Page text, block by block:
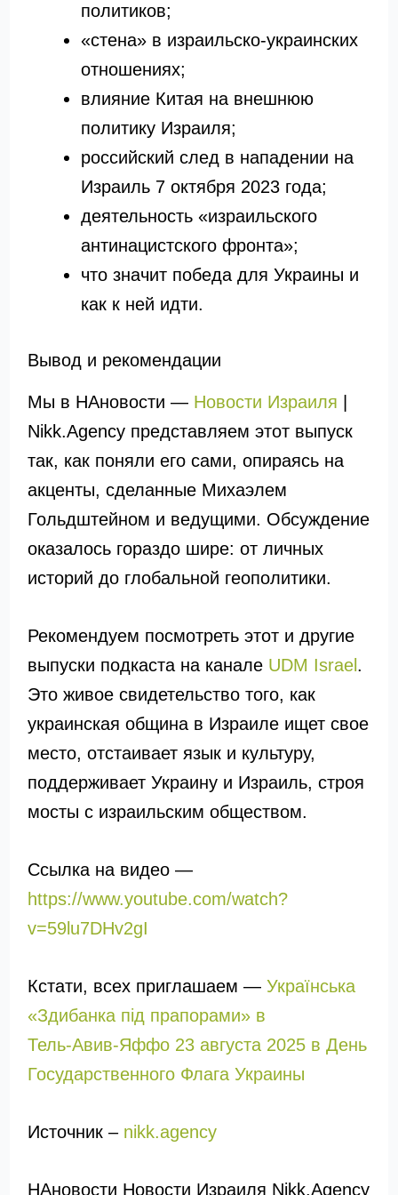
политиков;
«стена» в израильско-украинских
отношениях;
влияние Китая на внешнюю
политику Израиля;
российский след в нападении на
Израиль 7 октября 2023 года;
деятельность «израильского
антинацистского фронта»;
что значит победа для Украины и
как к ней идти.
Вывод и рекомендации
Мы в НАновости — Новости Израиля
Nikk.Agency представляем этот выпуск
так, как поняли его сами, опираясь на
акценты, сделанные Михаэлем
Гольдштейном и ведущими. Обсуждение
оказалось гораздо шире: от личных
историй до глобальной геополитики.
Рекомендуем посмотреть этот и другие
выпуски подкаста на канале UDM Israel .
Это живое свидетельство того, как
украинская община в Израиле ищет свое
место, отстаивает язык и культуру,
поддерживает Украину и Израиль, строя
мосты с израильским обществом.
Ссылка на видео —
https://www.youtube.com/watch?
v=59lu7DHv2gI
Кстати, всех приглашаем — Українська
«Здибанка під прапорами» в
Тель‑Авив‑Яффо 23 августа 2025 в День
Государственного Флага Украины
Источник – nikk.agency
НАновости Новости Израиля Nikk.Agency